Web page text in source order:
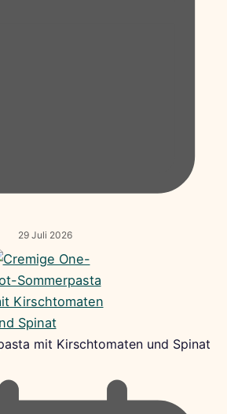
29 Juli 2026
mit Kirschtomaten und Spinat